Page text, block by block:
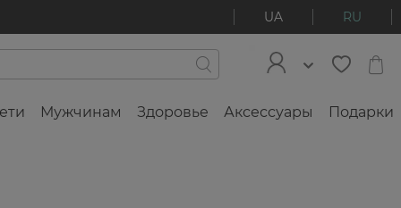
UA RU
Мужчинам Здоровье Аксессуары Подарки